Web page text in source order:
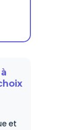
et